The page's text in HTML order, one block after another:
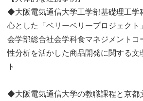
◆大阪電気通信大学工学部基礎理工学
心とした「ベリーベリープロジェクト
会学部総合社会学科食マネジメント
性分析を活かした商品開発に関する文
ト
◆大阪電気通信大学の教職課程と京都